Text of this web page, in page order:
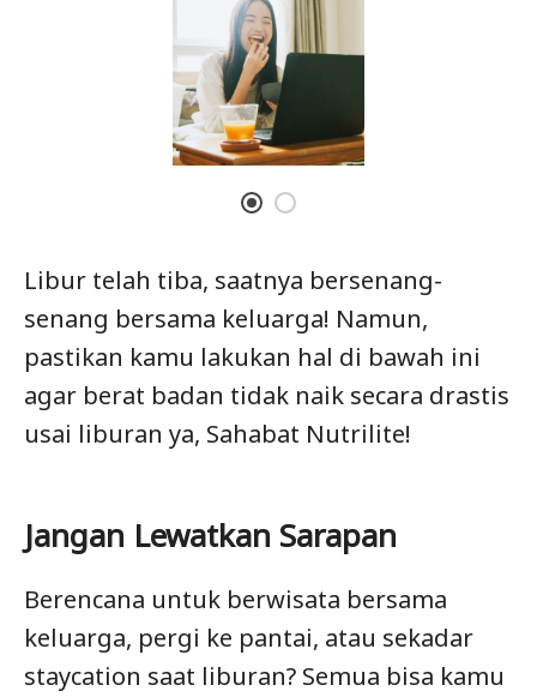
Libur telah tiba, saatnya bersenang-
senang bersama keluarga! Namun,
pastikan kamu lakukan hal di bawah ini
agar berat badan tidak naik secara drastis
usai liburan ya, Sahabat Nutrilite!
Jangan Lewatkan Sarapan
Berencana untuk berwisata bersama
keluarga, pergi ke pantai, atau sekadar
staycation saat liburan? Semua bisa kamu